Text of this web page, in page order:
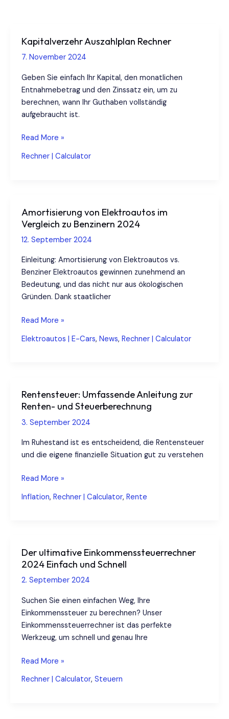
Kapitalverzehr Auszahlplan Rechner
7. November 2024
Geben Sie einfach Ihr Kapital, den monatlichen
Entnahmebetrag und den Zinssatz ein, um zu
berechnen, wann Ihr Guthaben vollständig
aufgebraucht ist.
Kapitalverzehr
Read More »
Rechner | Calculator
Amortisierung von Elektroautos im
Vergleich zu Benzinern 2024
12. September 2024
Einleitung: Amortisierung von Elektroautos vs.
Benziner Elektroautos gewinnen zunehmend an
Bedeutung, und das nicht nur aus ökologischen
Gründen. Dank staatlicher
Amortisierung
Elektroautos
Benzinern
2024
Read More »
Elektroautos | E-Cars, News, Rechner | Calculator
Rentensteuer: Umfassende Anleitung zur
Renten- und Steuerberechnung
3. September 2024
Im Ruhestand ist es entscheidend, die Rentensteuer
und die eigene finanzielle Situation gut zu verstehen
Rentensteuer:
Anleitung
Steuerberechnung
Read More »
Inflation, Rechner | Calculator, Rente
Der ultimative Einkommenssteuerrechner
2024 Einfach und Schnell
2. September 2024
Suchen Sie einen einfachen Weg, Ihre
Einkommenssteuer zu berechnen? Unser
Einkommenssteuerrechner ist das perfekte
Werkzeug, um schnell und genau Ihre
Der
Einkommenssteuerrechner
Read More »
Rechner | Calculator, Steuern